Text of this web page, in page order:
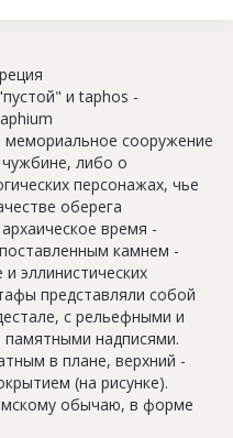
и taphos -
мемориальное сооружение
либо о
персонажах, чье
оберега
время -
камнем -
эллинистических
представляли собой
с рельефными и
надписями.
в плане, верхний -
(на рисунке).
обычаю, в форме